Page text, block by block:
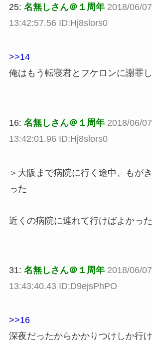
25: 名無しさん＠１周年 2018/06/
13:42:57.56 ID:Hj8slors0
>>14
俺はもう転寝君とフケロンに謝罪
16: 名無しさん＠１周年 2018/06/
13:42:01.96 ID:Hj8slors0
＞大阪まで病院に行く途中、もが
った
近くの病院に連れて行けばよかっ
31: 名無しさん＠１周年 2018/06/
13:43:40.43 ID:D9ejsPhPO
>>16
深夜だったからかかりつけしか行